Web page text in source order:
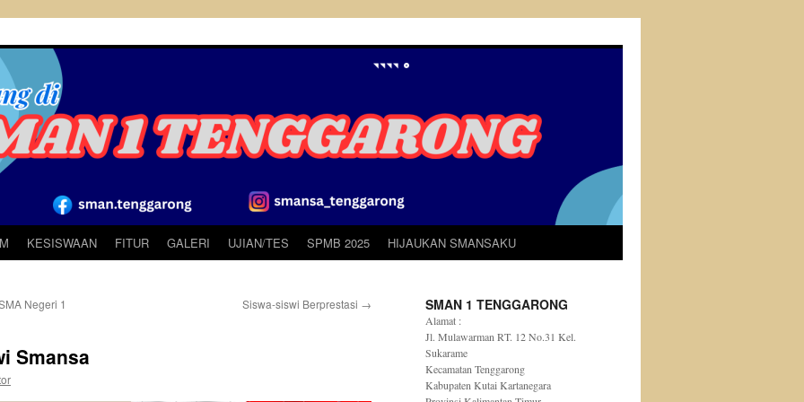
KESISWAAN FITUR GALERI UJIAN/TES SPMB 2025 HIJAUKAN SMANSAKU
Negeri 1
Siswa-siswi Berprestasi →
Smansa
SMAN 1 TENGGARONG
Alamat :
Jl. Mulawarman RT. 12 No.31 Kel.
Sukarame
Kecamatan Tenggarong
Kabupaten Kutai Kartanegara